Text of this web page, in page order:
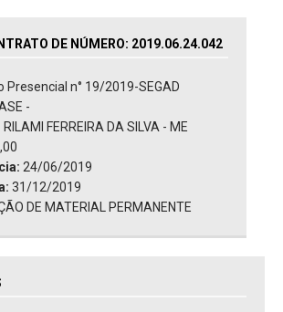
DE NÚMERO: 2019.06.24.042
Presencial n° 19/2019-SEGAD
-
RILAMI FERREIRA DA SILVA - ME
24/06/2019
31/12/2019
DE MATERIAL PERMANENTE